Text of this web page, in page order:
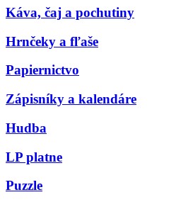
Káva, čaj a pochutiny
Hrnčeky a fľaše
Papiernictvo
Zápisníky a kalendáre
Hudba
LP platne
Puzzle